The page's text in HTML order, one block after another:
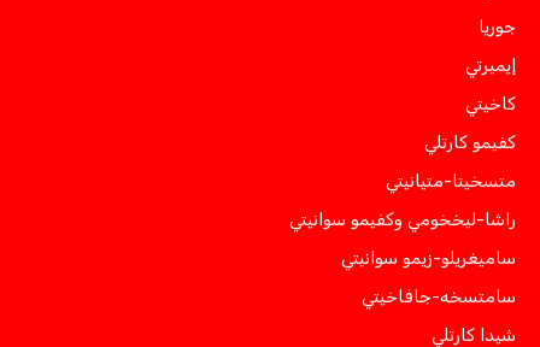
جوريا
إيميرتي
كاخيتي
كفيمو كارتلي
متسخيتا-متيانيتي
راشا-ليخخومي وكفيمو سوانيتي
ساميغريلو-زيمو سوانيتي
سامتسخه-جافاخيتي
شيدا كارتلي